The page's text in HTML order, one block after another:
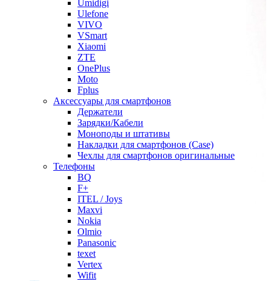
Umidigi
Ulefone
VIVO
VSmart
Xiaomi
ZTE
OnePlus
Moto
Fplus
Аксессуары для смартфонов
Держатели
Зарядки/Кабели
Моноподы и штативы
Накладки для смартфонов (Case)
Чехлы для смартфонов оригинальные
Телефоны
BQ
F+
ITEL / Joys
Maxvi
Nokia
Olmio
Panasonic
texet
Vertex
Wifit